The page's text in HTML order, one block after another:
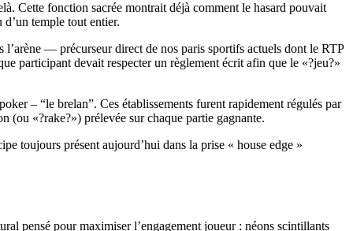
Cette fonction sacrée montrait déjà comment le hasard pouvait
temple tout entier.
— précurseur direct de nos paris sportifs actuels dont le RTP
participant devait respecter un règlement écrit afin que le «?jeu?»
– “le brelan”. Ces établissements furent rapidement régulés par
(ou «?rake?») prélevée sur chaque partie gagnante.
toujours présent aujourd’hui dans la prise « house edge »
pensé pour maximiser l’engagement joueur : néons scintillants